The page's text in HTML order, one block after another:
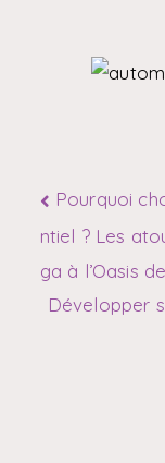
Pourquoi
ntiel ? Les
ga à l’Oasis
Développer